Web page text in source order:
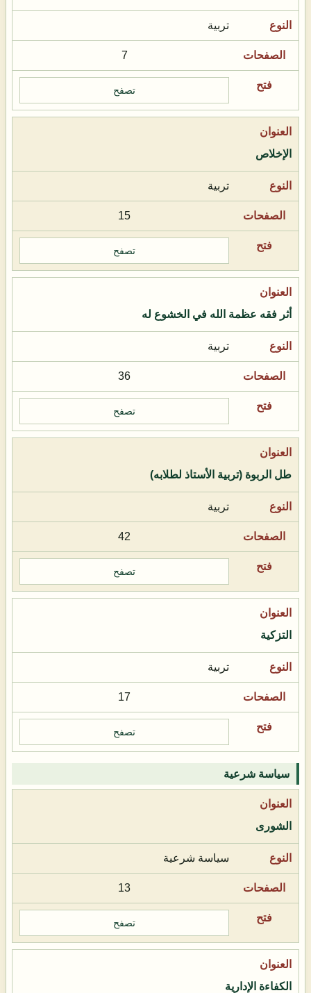
تربية
7
تصفح
الإخلاص
تربية
15
تصفح
أثر فقه عظمة الله في الخشوع له
تربية
36
تصفح
طل الربوة (تربية الأستاذ لطلابه)
تربية
42
تصفح
التزكية
تربية
17
تصفح
سياسة شرعية
الشورى
سياسة شرعية
13
تصفح
الكفاءة الإدارية